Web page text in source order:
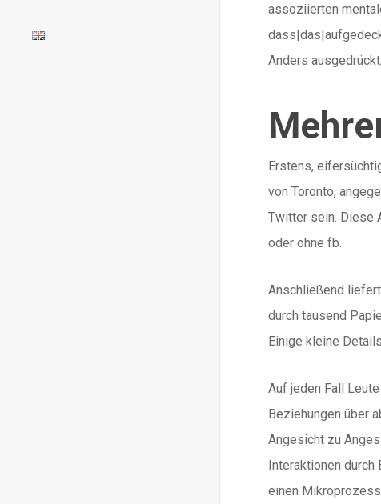
assoziierten
Anders
Erstens,
von Toronto,
Twitter sein. Diese
oder ohne fb.
Anschließend
durch tausend
Einige kleine
Auf jeden Fall
Beziehungen über
Angesicht zu
Interaktionen
einen